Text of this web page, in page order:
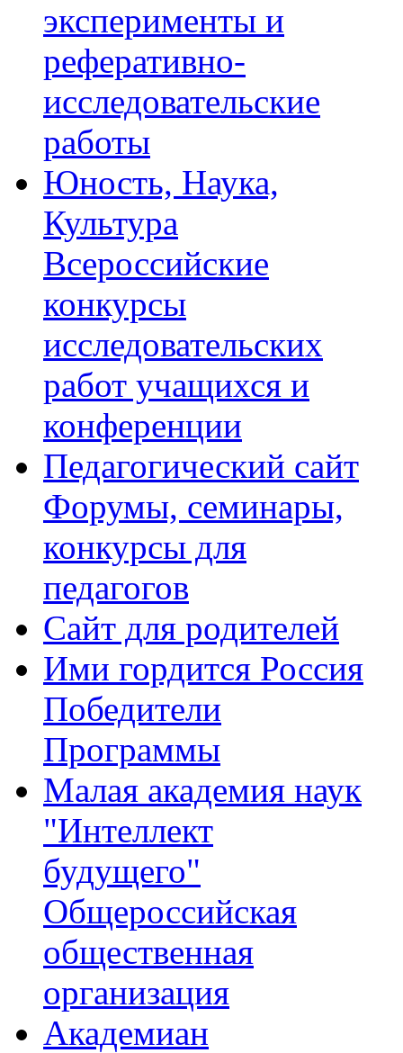
эксперименты и
реферативно-
исследовательские
работы
Юность, Наука,
Культура
Всероссийские
конкурсы
исследовательских
работ учащихся и
конференции
Педагогический сайт
Форумы, семинары,
конкурсы для
педагогов
Сайт для родителей
Ими гордится Россия
Победители
Программы
Малая академия наук
"Интеллект
будущего"
Общероссийская
общественная
организация
Академиан